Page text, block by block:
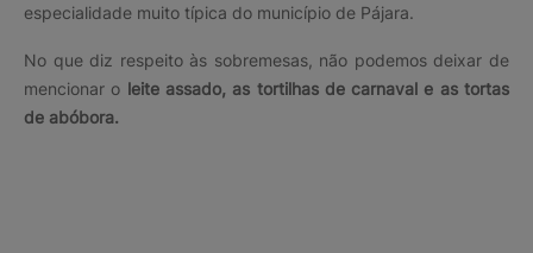
especialidade muito típica do município de Pájara.
No que diz respeito às sobremesas, não podemos deixar de
mencionar o leite assado, as tortilhas de carnaval e as tortas
de abóbora.